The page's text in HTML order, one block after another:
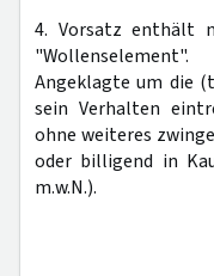
4. Vorsatz enthält
Angeklagte um die
sein Verhalten
ohne weiteres
oder billigend in
m.w.N.).